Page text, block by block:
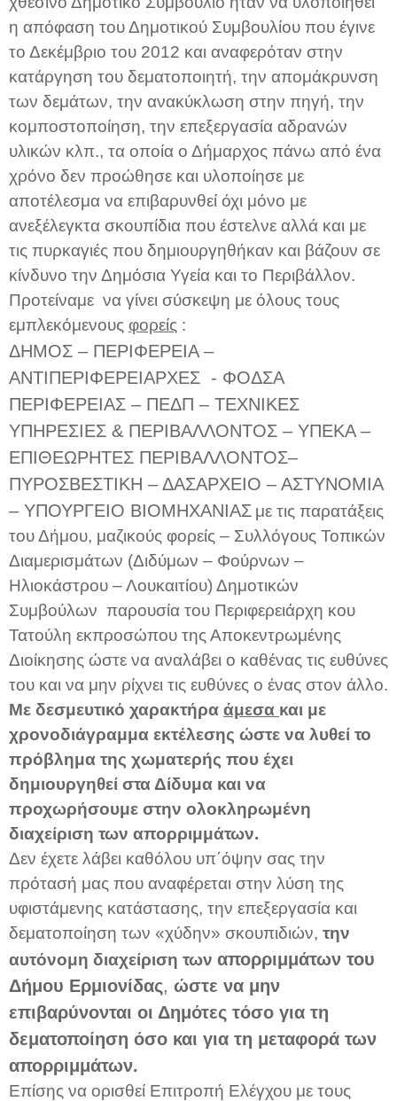
η απόφαση του Δημοτικού Συμβουλίου που έγινε
το Δεκέμβριο του 2012 και αναφερόταν στην
κατάργηση του δεματοποιητή, την απομάκρυνση
των δεμάτων, την ανακύκλωση στην πηγή, την
κομποστοποίηση, την επεξεργασία αδρανών
υλικών κλπ., τα οποία ο Δήμαρχος πάνω από ένα
χρόνο δεν προώθησε και υλοποίησε με
αποτέλεσμα να επιβαρυνθεί όχι μόνο με
ανεξέλεγκτα σκουπίδια που έστελνε αλλά και με
τις πυρκαγιές που δημιουργηθήκαν και βάζουν σε
κίνδυνο την Δημόσια Υγεία και το Περιβάλλον.
Προτείναμε να γίνει σύσκεψη με όλους τους
εμπλεκόμενους φορείς :
ΔΗΜΟΣ – ΠΕΡΙΦΕΡΕΙΑ –
ΑΝΤΙΠΕΡΙΦΕΡΕΙΑΡΧΕΣ - ΦΟΔΣΑ
ΠΕΡΙΦΕΡΕΙΑΣ – ΠΕΔΠ – ΤΕΧΝΙΚΕΣ
ΥΠΗΡΕΣΙΕΣ & ΠΕΡΙΒΑΛΛΟΝΤΟΣ – ΥΠΕΚΑ –
ΕΠΙΘΕΩΡΗΤΕΣ ΠΕΡΙΒΑΛΛΟΝΤΟΣ–
ΠΥΡΟΣΒΕΣΤΙΚΗ – ΔΑΣΑΡΧΕΙΟ – ΑΣΤΥΝΟΜΙΑ
– ΥΠΟΥΡΓΕΙΟ ΒΙΟΜΗΧΑΝΙΑΣ με τις παρατάξεις
του Δήμου, μαζικούς φορείς – Συλλόγους Τοπικών
Διαμερισμάτων (Διδύμων – Φούρνων –
Ηλιοκάστρου – Λουκαιτίου) Δημοτικών
Συμβούλων παρουσία του Περιφερειάρχη κου
Τατούλη εκπροσώπου της Αποκεντρωμένης
Διοίκησης ώστε να αναλάβει ο καθένας τις ευθύνες
του και να μην ρίχνει τις ευθύνες ο ένας στον άλλο.
Με δεσμευτικό χαρακτήρα άμεσα και με
χρονοδιάγραμμα εκτέλεσης ώστε να λυθεί το
πρόβλημα της χωματερής που έχει
δημιουργηθεί στα Δίδυμα και να
προχωρήσουμε στην ολοκληρωμένη
διαχείριση των απορριμμάτων.
Δεν έχετε λάβει καθόλου υπ΄όψην σας την
πρότασή μας που αναφέρεται στην λύση της
υφιστάμενης κατάστασης, την επεξεργασία και
δεματοποίηση των «χύδην» σκουπιδιών, την
αυτόνομη διαχείριση των απορριμμάτων του
Δήμου Ερμιονίδας, ώστε να μην
επιβαρύνονται οι Δημότες τόσο για τη
δεματοποίηση όσο και για τη μεταφορά των
απορριμμάτων.
Επίσης να ορισθεί Επιτροπή Ελέγχου με τους